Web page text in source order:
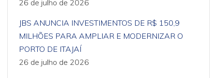
26 de julho de 2026
JBS ANUNCIA INVESTIMENTOS DE R$ 150,9
MILHÕES PARA AMPLIAR E MODERNIZAR O
PORTO DE ITAJAÍ
26 de julho de 2026